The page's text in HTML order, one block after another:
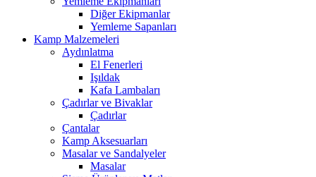
Diğer Ekipmanlar
Yemleme Sapanları
Kamp Malzemeleri
Aydınlatma
El Fenerleri
Işıldak
Kafa Lambaları
Çadırlar ve Bivaklar
Çadırlar
Çantalar
Kamp Aksesuarları
Masalar ve Sandalyeler
Masalar